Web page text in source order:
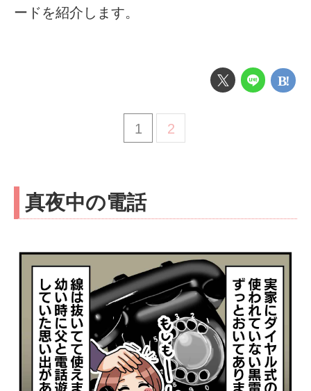
ードを紹介します。
1 2
真夜中の電話